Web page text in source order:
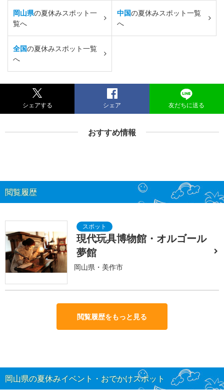
岡山県の夏休みスポット一
覧へ
中国の夏休みスポット一覧
へ
全国の夏休みスポット一覧
へ
シェアする シェア 友だちに送る
おすすめ情報
閲覧履歴
現代玩具博物館・オルゴール
夢館
岡山県・美作市
閲覧履歴をもっと見る
岡山県の夏休みイベント・おでかけスポット